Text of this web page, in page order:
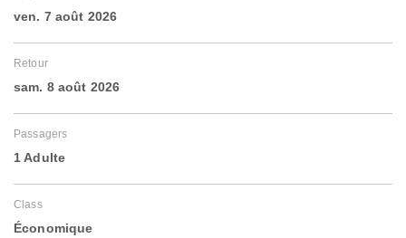
ven. 7 août 2026
Retour
sam. 8 août 2026
Passagers
1 Adulte
Class
Économique